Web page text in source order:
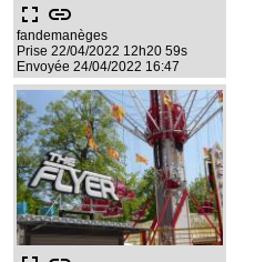
fullscreen link
fandemanèges
Prise 22/04/2022 12h20 59s
Envoyée 24/04/2022 16:47